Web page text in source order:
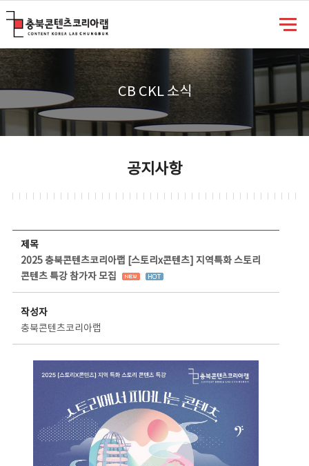
CB CKL 소식
공지사항
제목
2025 충북콘텐츠코리아랩 [스토리x콘텐츠] 지역특화 스토리
콘텐츠 특강 참가자 모집
작성자
충북콘텐츠코리아랩